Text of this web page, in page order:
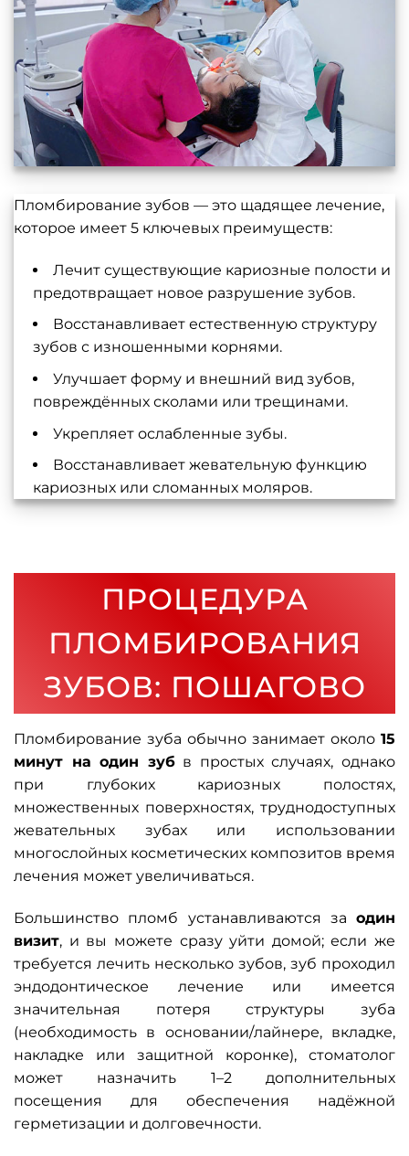
Пломбирование зубов — это щадящее лечение,
которое имеет 5 ключевых преимуществ:
Лечит существующие кариозные полости и
предотвращает новое разрушение зубов.
Восстанавливает естественную структуру
зубов с изношенными корнями.
Улучшает форму и внешний вид зубов,
повреждённых сколами или трещинами.
Укрепляет ослабленные зубы.
Восстанавливает жевательную функцию
кариозных или сломанных моляров.
ПРОЦЕДУРА
ПЛОМБИРОВАНИЯ
ЗУБОВ: ПОШАГОВО
Пломбирование зуба обычно занимает около 15
минут на один зубв простых случаях, однако
при глубоких кариозных полостях,
множественных поверхностях, труднодоступных
жевательных зубах или использовании
многослойных косметических композитов время
лечения может увеличиваться.
Большинство пломб устанавливаются за один
визит, и вы можете сразу уйти домой; если же
требуется лечить несколько зубов, зуб проходил
эндодонтическое лечение или имеется
значительная потеря структуры зуба
(необходимость в основании/лайнере, вкладке,
накладке или защитной коронке), стоматолог
может назначить 1–2 дополнительных
посещения для обеспечения надёжной
герметизации и долговечности.